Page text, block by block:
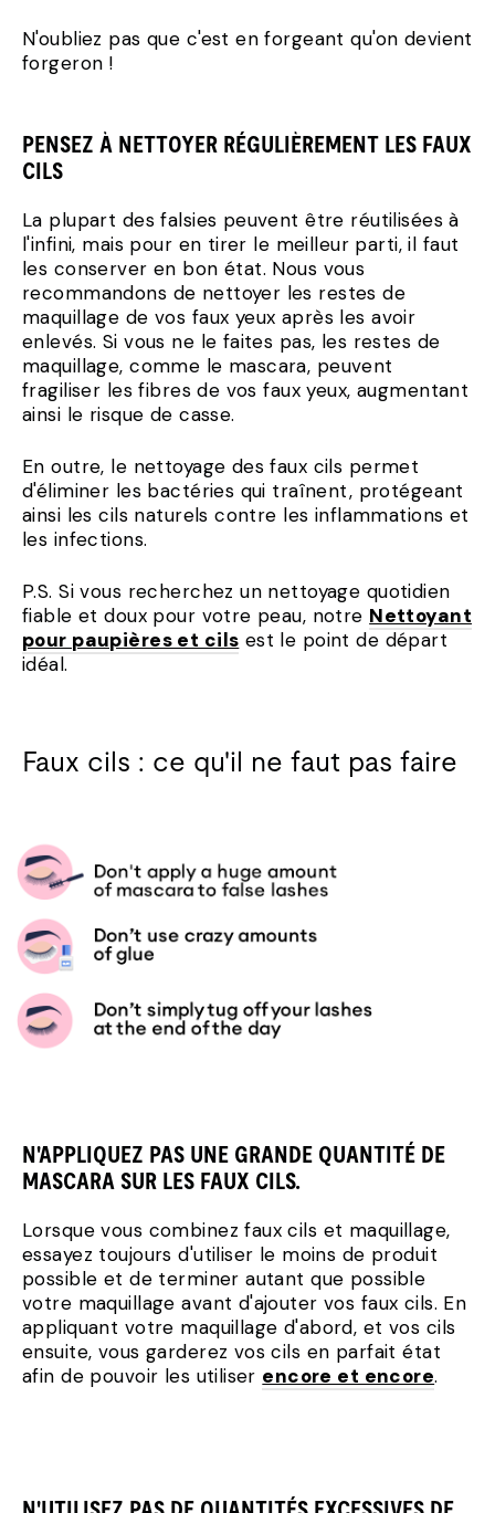
N'oubliez pas que c'est en forgeant qu'on devient
forgeron !
PENSEZ À NETTOYER RÉGULIÈREMENT LES FAUX
CILS
La plupart des falsies peuvent être réutilisées à
l'infini, mais pour en tirer le meilleur parti, il faut
les conserver en bon état. Nous vous
recommandons de nettoyer les restes de
maquillage de vos faux yeux après les avoir
enlevés. Si vous ne le faites pas, les restes de
maquillage, comme le mascara, peuvent
fragiliser les fibres de vos faux yeux, augmentant
ainsi le risque de casse.
En outre, le nettoyage des faux cils permet
d'éliminer les bactéries qui traînent, protégeant
ainsi les cils naturels contre les inflammations et
les infections.
P.S. Si vous recherchez un nettoyage quotidien
fiable et doux pour votre peau, notre Nettoyant
pour paupières et cils est le point de départ
idéal.
Faux cils : ce qu'il ne faut pas faire
N'APPLIQUEZ PAS UNE GRANDE QUANTITÉ DE
MASCARA SUR LES FAUX CILS.
Lorsque vous combinez faux cils et maquillage,
essayez toujours d'utiliser le moins de produit
possible et de terminer autant que possible
votre maquillage avant d'ajouter vos faux cils. En
appliquant votre maquillage d'abord, et vos cils
ensuite, vous garderez vos cils en parfait état
afin de pouvoir les utiliser encore et encore.